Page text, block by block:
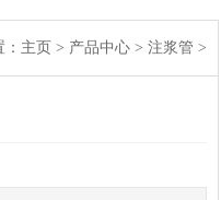
： 主页 > 产品中心 > 注浆管 >